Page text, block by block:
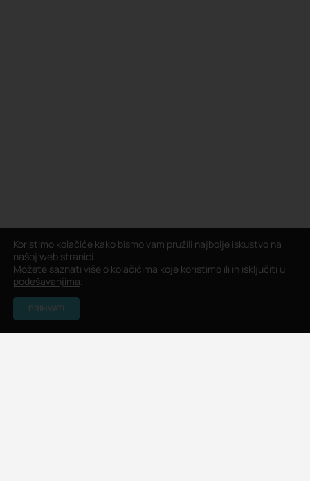
Koristimo kolačiće kako bismo vam pružili najbolje iskustvo na
našoj web stranici.
Možete saznati više o kolačićima koje koristimo ili ih isključiti u
podešavanjima.
PRIHVATI